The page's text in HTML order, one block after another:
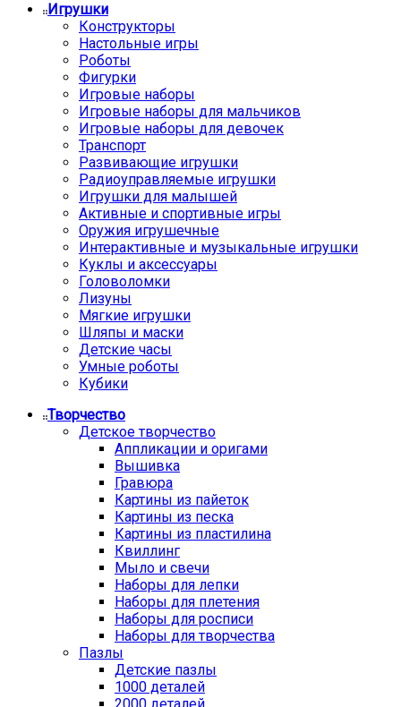
Игрушки
Конструкторы
Настольные игры
Роботы
Фигурки
Игровые наборы
Игровые наборы для мальчиков
Игровые наборы для девочек
Транспорт
Развивающие игрушки
Радиоуправляемые игрушки
Игрушки для малышей
Активные и спортивные игры
Оружия игрушечные
Интерактивные и музыкальные игрушки
Куклы и аксессуары
Головоломки
Лизуны
Мягкие игрушки
Шляпы и маски
Детские часы
Умные роботы
Кубики
Творчество
Детское творчество
Аппликации и оригами
Вышивка
Гравюра
Картины из пайеток
Картины из песка
Картины из пластилина
Квиллинг
Мыло и свечи
Наборы для лепки
Наборы для плетения
Наборы для росписи
Наборы для творчества
Пазлы
Детские пазлы
1000 деталей